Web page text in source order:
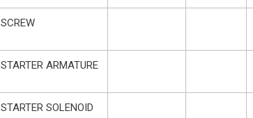
SCREW
STARTER ARMATURE
STARTER SOLENOID